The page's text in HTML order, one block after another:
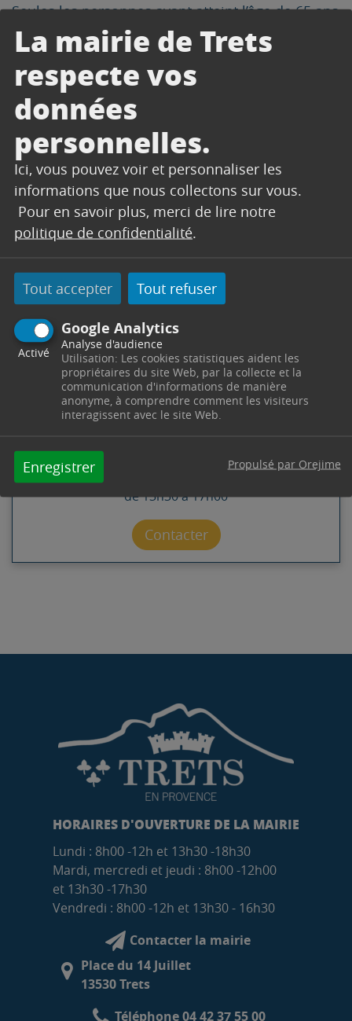
La mairie de Trets
respecte vos
données
personnelles.
Ici, vous pouvez voir et personnaliser les
informations que nous collectons sur vous.
Pour en savoir plus, merci de lire notre
politique de confidentialité.
Tout accepter Tout refuser
Google Analytics
Activé
Analyse d'audience
Utilisation: Les cookies statistiques aident les
propriétaires du site Web, par la collecte et la
communication d'informations de manière
anonyme, à comprendre comment les visiteurs
interagissent avec le site Web.
Enregistrer Propulsé par Orejime
Seules les personnes ayant atteint l’âge de 65 ans
dans l’année , où les personnes qui ne l’avaient
jamais demandé, étaient priées de se faire
connaître au plus tard le 31 août 2023 pour en
bénéficier.
Ref :Magazine de la ville ATOUTRETS février 2023
Les futurs bénéficiaires devront s’inscrire pour
2024 auprès du service séniors à la Maison
France Services (justificatif de domicile et
photocopie de la carte d’identité)
TOUS NOS SENIORS AURONT BIEN LEUR COLIS
DE NOEL, COMME DE TRADITION.
CONTACT
SERVICE SENIORS
Pôle Solidarité -
Télephone : 04 42 61 23 84
Horaires : Du lundi au vendredi de 8h30 à 12h00 et
de 13h30 à 17h00
Contacter par mail
Contacter
HORAIRES D'OUVERTURE DE LA MAIRIE
Lundi : 8h00 -12h et 13h30 -18h30
Mardi, mercredi et jeudi : 8h00 -12h00
et 13h30 -17h30
Vendredi : 8h00 -12h et 13h30 - 16h30
Contacter la mairie
Place du 14 Juillet
13530 Trets
Téléphone 04 42 37 55 00